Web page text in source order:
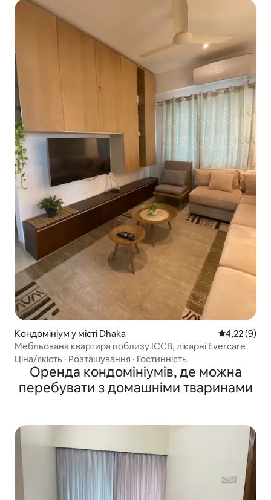
Кондомініум у місті Dhaka Середня
4,22 (9)
Мебльована квартира поблизу ICCB, лікарні Evercare
Ціна/якість · Розташування · Гостинність
Оренда кондомініумів, де можна
перебувати з домашніми тваринами